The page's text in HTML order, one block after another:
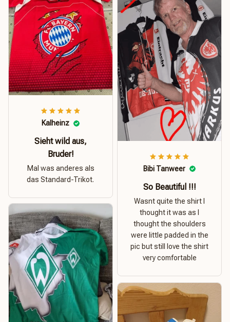
Kalheinz
Sieht wild aus,
Bruder!
Mal was anderes als
das Standard-Trikot.
Bibi Tanweer
So Beautiful !!!
Wasnt quite the shirt I
thought it was as I
thought the shoulders
were little padded in the
pic but still love the shirt
very comfortable